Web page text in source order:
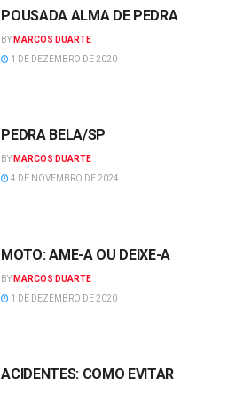
POUSADA ALMA DE PEDRA
BY MARCOS DUARTE
4 DE DEZEMBRO DE 2020
PEDRA BELA/SP
BY MARCOS DUARTE
4 DE NOVEMBRO DE 2024
MOTO: AME-A OU DEIXE-A
BY MARCOS DUARTE
1 DE DEZEMBRO DE 2020
ACIDENTES: COMO EVITAR